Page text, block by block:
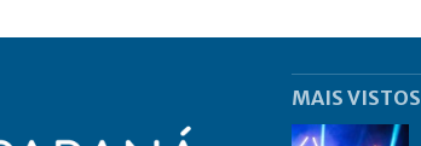
MAIS VISTOS